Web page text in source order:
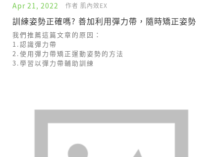
Apr 21, 2022 作者 肌內效EX
訓練姿勢正確嗎? 善加利用彈力帶，隨時矯正姿勢
我們推薦這篇文章的原因：
1.認識彈力帶
2.使用彈力帶矯正運動姿勢的方法
3.學習以彈力帶輔助訓練